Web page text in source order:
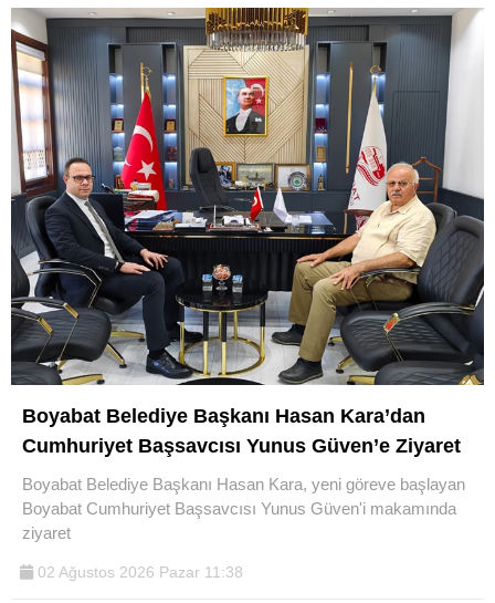
Boyabat Belediye Başkanı Hasan Kara’dan
Cumhuriyet Başsavcısı Yunus Güven’e Ziyaret
Boyabat Belediye Başkanı Hasan Kara, yeni göreve başlayan
Boyabat Cumhuriyet Başsavcısı Yunus Güven'i makamında
ziyaret
02 Ağustos 2026 Pazar 11:38